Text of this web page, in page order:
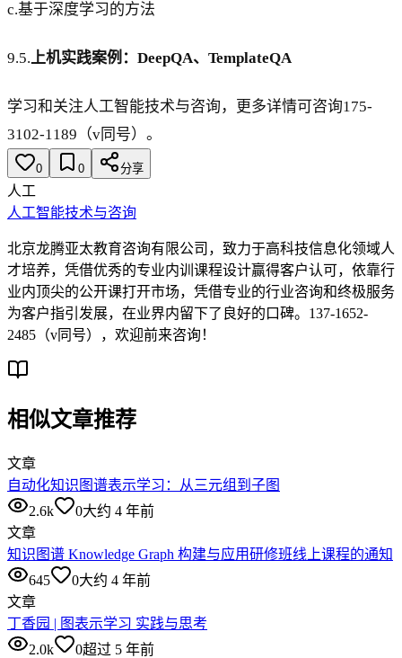
c.基于深度学习的方法
9.5.上机实践案例：DeepQA、TemplateQA
学习和关注人工智能技术与咨询，更多详情可咨询175-
3102-1189（v同号）。
0 0 分享
人工
人工智能技术与咨询
北京龙腾亚太教育咨询有限公司，致力于高科技信息化领域人
才培养，凭借优秀的专业内训课程设计赢得客户认可，依靠行
业内顶尖的公开课打开市场，凭借专业的行业咨询和终极服务
为客户指引发展，在业界内留下了良好的口碑。137-1652-
2485（v同号），欢迎前来咨询！
相似文章推荐
文章
自动化知识图谱表示学习：从三元组到子图
2.6k
0大约 4 年前
文章
知识图谱 Knowledge Graph 构建与应用研修班线上课程的通知
645
0大约 4 年前
文章
丁香园 | 图表示学习 实践与思考
2.0k
0超过 5 年前